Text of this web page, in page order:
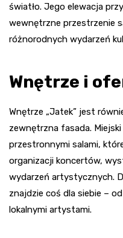
światło. Jego elewacja
wewnętrzne przestrzenie
różnorodnych wydarzeń
Wnętrze i
Wnętrze „Jatek” jest
zewnętrzna fasada.
przestronnymi salami,
organizacji koncertów,
wydarzeń artystycznych.
znajdzie coś dla siebie –
lokalnymi artystami.